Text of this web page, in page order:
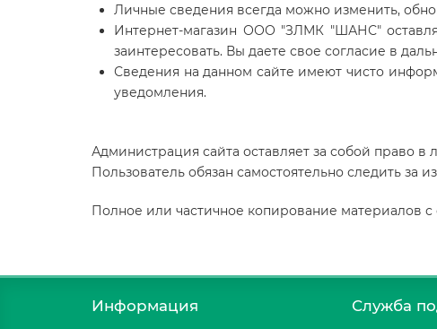
Личные сведения всегда можно изменить,
Интернет-магазин ООО "ЗЛМК "ШАНС"
заинтересовать. Вы даете свое согласие в
Сведения на данном сайте имеют чисто
уведомления.
Администрация сайта оставляет за собой право
Пользователь обязан самостоятельно следить за
Полное или частичное копирование материалов
Информация Служба